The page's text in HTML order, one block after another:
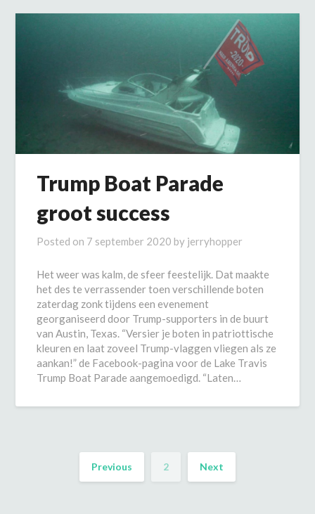
Trump Boat Parade
groot success
Posted on 7 september 2020 by jerryhopper
Het weer was kalm, de sfeer feestelijk. Dat maakte
het des te verrassender toen verschillende boten
zaterdag zonk tijdens een evenement
georganiseerd door Trump-supporters in de buurt
van Austin, Texas. “Versier je boten in patriottische
kleuren en laat zoveel Trump-vlaggen vliegen als ze
aankan!” de Facebook-pagina voor de Lake Travis
Trump Boat Parade aangemoedigd. “Laten…
Previous 2 Next